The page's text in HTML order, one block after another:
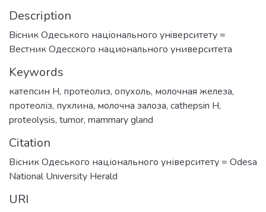
Description
Вiсник Одеського нацiонального унiверситету =
Вестник Одесского национального университета
Keywords
катепсин Н, протеолиз, опухоль, молочная железа,
протеоліз, пухлина, молочна залоза, cathepsin H,
proteolysis, tumor, mammary gland
Citation
Вісник Одеського національного університету = Odesa
National University Herald
URI